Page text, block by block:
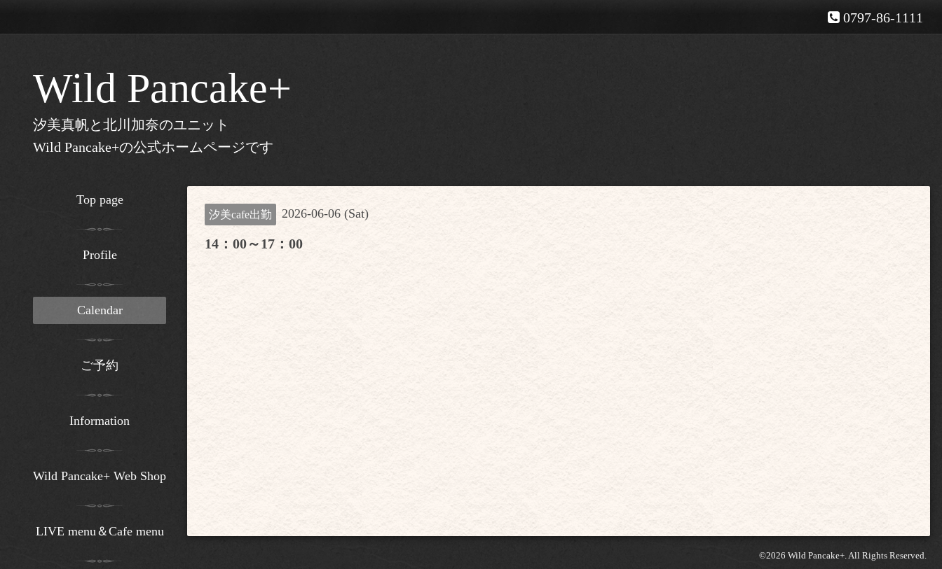
0797-86-1111
Wild Pancake+
汐美真帆と北川加奈のユニット
Wild Pancake+の公式ホームページです
汐美cafe出勤 2026-06-06 (Sat)
14：00～17：00
©2026 Wild Pancake+. All Rights Reserved.
Top page
Profile
Calendar
ご予約
Information
Wild Pancake+ Web Shop
LIVE menu＆Cafe menu